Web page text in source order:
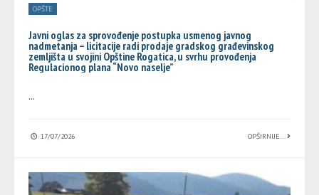
OPŠTE
Javni oglas za sprovođenje postupka usmenog javnog
nadmetanja – licitacije radi prodaje gradskog građevinskog
zemljišta u svojini Opštine Rogatica, u svrhu provođenja
Regulacionog plana “Novo naselje”
...
17/07/2026 OPŠIRNIJE...